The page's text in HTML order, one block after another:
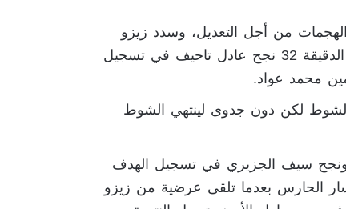
من أجل التعديل، وسدد زيزو
ضربة حرة مباشرة أنقذها الدفاع وتحولت لركنية، وفي الدقيقة 32 نجح عادل تاحيف في تسجيل
محمد عواد.
لكن دون جدوى لينتهي الشوط
ونجح سيف الجزيري في تسجيل الهدف
الدقيقة 46 سكنت على يسار الحارس بعدما تلقى عرضية من زيزو